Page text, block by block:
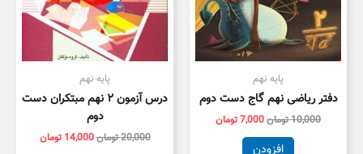
پایه نهم
دفتر ریاضی نهم گاج دست دوم
10,000تومان7,000تومان
افزودن
پایه نهم
درس آزمون ۲ نهم مبتکران دست
دوم
20,000تومان14,000 تومان